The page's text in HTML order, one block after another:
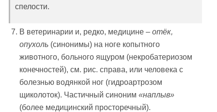
спелости.
В ветеринарии и, редко, медицине –отёк,
опухоль (синонимы) на ноге копытного
животного, больного ящуром (некробатериозом
конечностей), см. рис. справа, или человека с
болезнью водянкой ног (гидроартрозом
щиколоток). Частичный синоним«наплыв»
(более медицинский просторечный).